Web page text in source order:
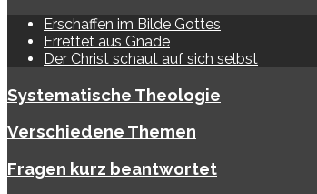
Erschaffen im Bilde Gottes
Errettet aus Gnade
Der Christ schaut auf sich selbst
Systematische Theologie
Verschiedene Themen
Fragen kurz beantwortet